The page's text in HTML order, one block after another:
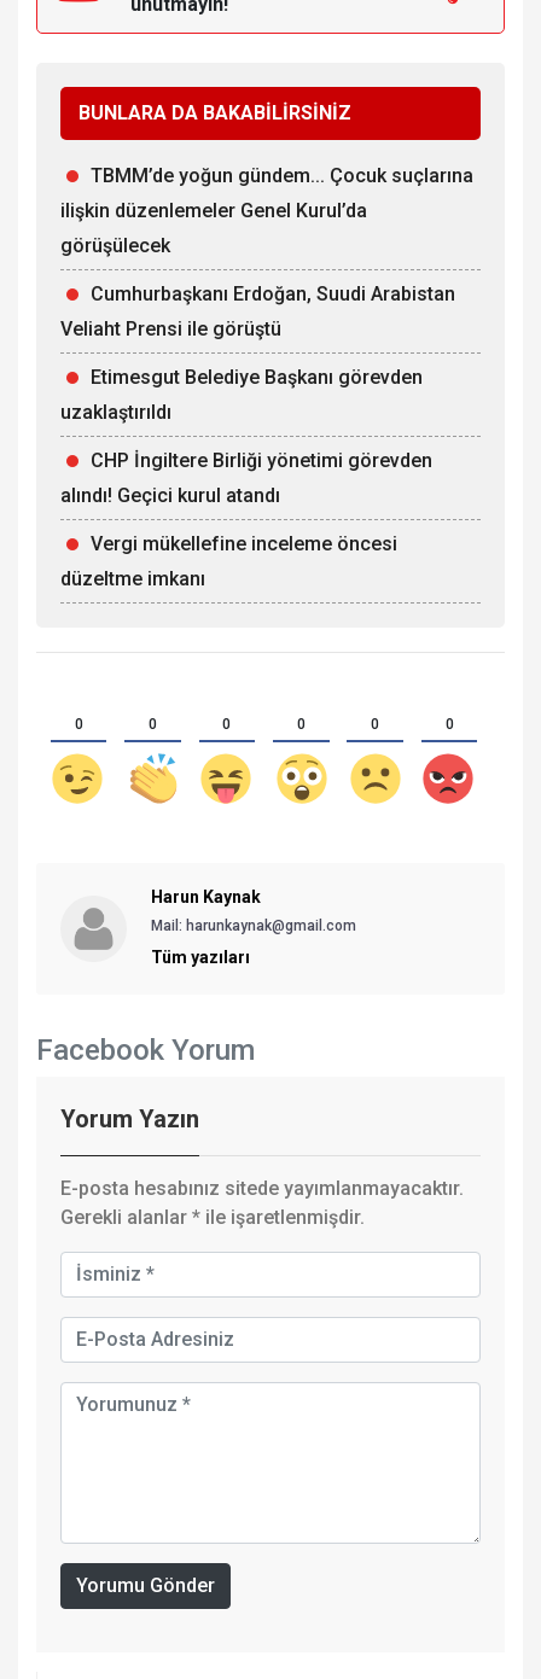
BUNLARA DA BAKABİLİRSİNİZ
TBMM’de yoğun gündem... Çocuk suçlarına
ilişkin düzenlemeler Genel Kurul’da
görüşülecek
Cumhurbaşkanı Erdoğan, Suudi Arabistan
Veliaht Prensi ile görüştü
Etimesgut Belediye Başkanı görevden
uzaklaştırıldı
CHP İngiltere Birliği yönetimi görevden
alındı! Geçici kurul atandı
Vergi mükellefine inceleme öncesi
düzeltme imkanı
0 0 0 0 0 0
Harun Kaynak
Mail: harunkaynak@gmail.com
Tüm yazıları
Facebook Yorum
Yorum Yazın
E-posta hesabınız sitede yayımlanmayacaktır.
Gerekli alanlar * ile işaretlenmişdir.
Yorumu Gönder